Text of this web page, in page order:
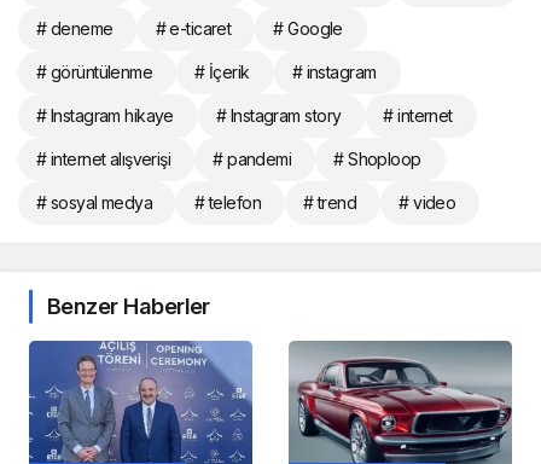
# deneme # e-ticaret # Google
# görüntülenme # İçerik # instagram
# Instagram hikaye # Instagram story # internet
# internet alışverişi # pandemi # Shoploop
# sosyal medya # telefon # trend # video
Benzer Haberler